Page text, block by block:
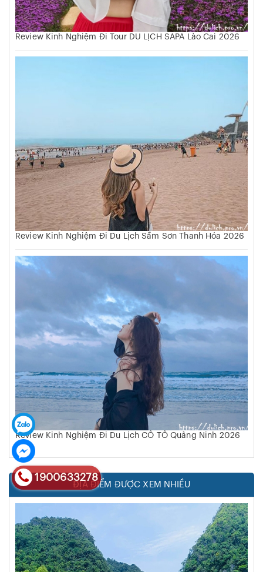
Review Kinh Nghiệm Đi Tour DU LỊCH SAPA Lào Cai 2026
Review Kinh Nghiệm Đi Du Lịch Sầm Sơn Thanh Hóa 2026
Review Kinh Nghiệm Đi Du Lịch CÔ TÔ Quảng Ninh 2026
ĐỊA ĐIỂM ĐƯỢC XEM NHIỀU
1900633278